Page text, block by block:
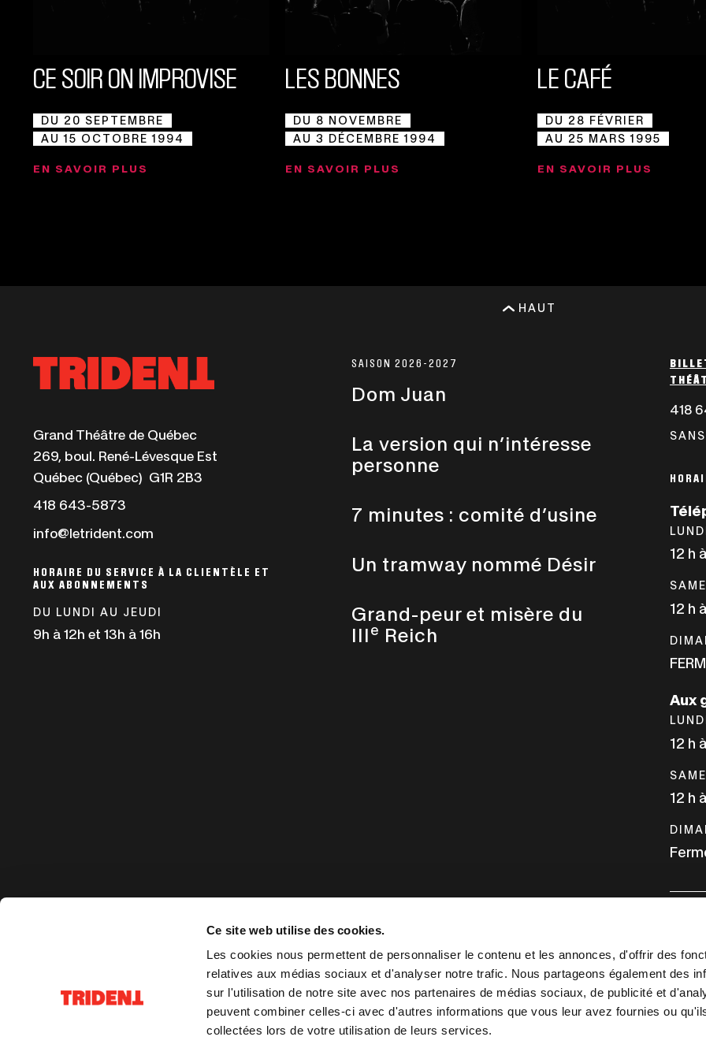
Ce site web utilise des cookies.
Les cookies nous permettent de personnaliser le contenu et les annonces, d'offrir des
relatives aux médias sociaux et d'analyser notre trafic. Nous partageons également des
sur l'utilisation de notre site avec nos partenaires de médias sociaux, de publicité et
peuvent combiner celles-ci avec d'autres informations que vous leur avez fournies ou
collectées lors de votre utilisation de leurs services.
CE SOIR ON IMPROVISE
DU 20 SEPTEMBRE
AU 15 OCTOBRE 1994
EN SAVOIR PLUS
LES BONNES
DU 8 NOVEMBRE
AU 3 DÉCEMBRE 1994
EN SAVOIR PLUS
LE CAFÉ
DU 28 FÉVRIER
AU 25 MARS 1995
EN SAVOIR PLUS
HAUT
Grand Théâtre de QuébecCe
lien
s'ouvrira
269, boul. René-Lévesque Est
Québec (Québec) G1R 2B3
418 643-5873
dans
une
nouvelle
fenêtre
info@letrident.com
HORAIRE DU SERVICE À LA CLIENTÈLE ET
AUX ABONNEMENTS
DU LUNDI AU JEUDI
9h à 12h et 13h à 16h
SAISON 2026-2027
Dom Juan
La version qui n’intéresse
personne
7 minutes : comité d’usine
Un tramway nommé Désir
Grand-peur et misère du
IIIe Reich
418
12 h
12 h
Aux
12 h
12 h